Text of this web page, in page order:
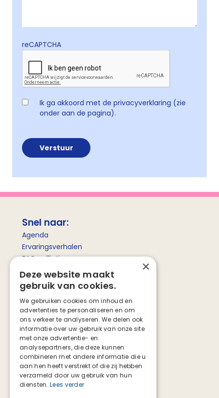
reCAPTCHA
Ik ga akkoord met de privacyverklaring (zie
onder aan de pagina).
Snel naar:
Agenda
Ervaringsverhalen
FAQ palliatieve zorg
Betekenis palliatieve zorg
Social media
Facebook
Instagram
TikTok
×
Deze website maakt
gebruik van cookies.
We gebruiken cookies om inhoud en
advertenties te personaliseren en om
ons verkeer te analyseren. We delen ook
informatie over uw gebruik van onze site
met onze advertentie- en
analysepartners, die deze kunnen
combineren met andere informatie die u
aan hen heeft verstrekt of die zij hebben
verzameld door uw gebruik van hun
diensten. Lees verder